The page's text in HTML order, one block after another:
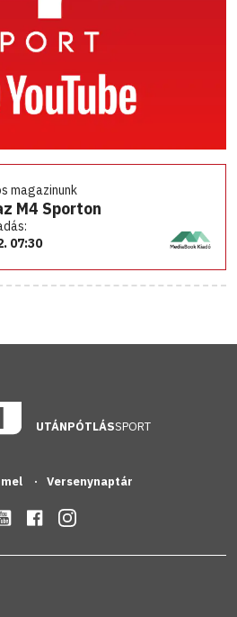
magazinunk
M4 Sporton
07:30
UTÁNPÓTLÁSSPORT
Versenynaptár